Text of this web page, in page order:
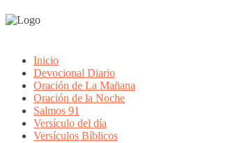
Inicio
Devocional Diario
Oración de La Mañana
Oración de la Noche
Salmos 91
Versículo del día
Versículos Bíblicos